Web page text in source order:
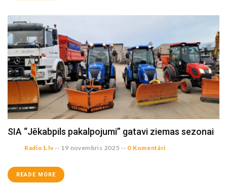
SIA “Jēkabpils pakalpojumi” gatavi ziemas sezonai
Radio1.lv-- 19 novembris 2025 -- 0 Komentāri
READE MORE